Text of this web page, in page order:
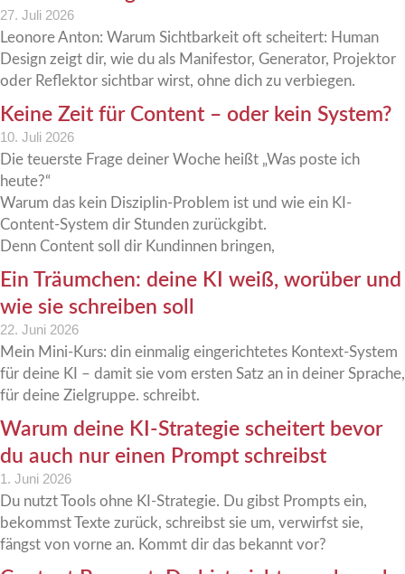
27. Juli 2026
Leonore Anton: Warum Sichtbarkeit oft scheitert: Human
Design zeigt dir, wie du als Manifestor, Generator, Projektor
oder Reflektor sichtbar wirst, ohne dich zu verbiegen.
Keine Zeit für Content – oder kein System?
10. Juli 2026
Die teuerste Frage deiner Woche heißt „Was poste ich
heute?“
Warum das kein Disziplin-Problem ist und wie ein KI-
Content-System dir Stunden zurückgibt.
Denn Content soll dir Kundinnen bringen,
Ein Träumchen: deine KI weiß, worüber und
wie sie schreiben soll
22. Juni 2026
Mein Mini-Kurs: din einmalig eingerichtetes Kontext-System
für deine KI – damit sie vom ersten Satz an in deiner Sprache,
für deine Zielgruppe. schreibt.
Warum deine KI-Strategie scheitert bevor
du auch nur einen Prompt schreibst
1. Juni 2026
Du nutzt Tools ohne KI-Strategie. Du gibst Prompts ein,
bekommst Texte zurück, schreibst sie um, verwirfst sie,
fängst von vorne an. Kommt dir das bekannt vor?